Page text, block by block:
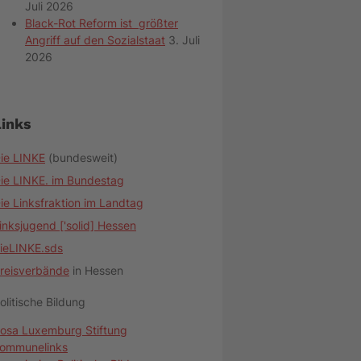
Juli 2026
Black-Rot Reform ist größter
Angriff auf den Sozialstaat 3. Juli
2026
LINKE (bundesweit)
LINKE. im Bundestag
Linksfraktion im Landtag
['solid] Hessen
in Hessen
Bildung
Luxemburg Stiftung